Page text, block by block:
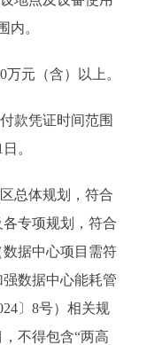
内。
元（含）以上。
款凭证时间范围
。
总体规划，符合
专项规划，符合
据中心项目需符
数据中心能耗管
〕8号）相关规
不得包含“两高